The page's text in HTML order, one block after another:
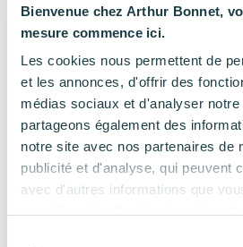
Bienvenue chez Arthur Bonnet,
mesure commence ici.
Les cookies nous permettent de
et les annonces, d'offrir des
médias sociaux et d'analyser
partageons également des
notre site avec nos partenaires de
publicité et d'analyse, qui peuvent
avec d'autres informations que
NOS